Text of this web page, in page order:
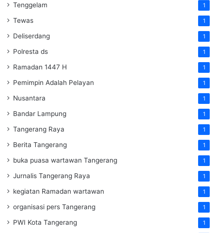
Tenggelam 1
Tewas 1
Deliserdang 1
Polresta ds 1
Ramadan 1447 H 1
Pemimpin Adalah Pelayan 1
Nusantara 1
Bandar Lampung 1
Tangerang Raya 1
Berita Tangerang 1
buka puasa wartawan Tangerang 1
Jurnalis Tangerang Raya 1
kegiatan Ramadan wartawan 1
organisasi pers Tangerang 1
PWI Kota Tangerang 1